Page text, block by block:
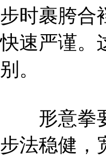
步时裹胯合
快速严谨。
别。
形意拳要
步法稳健，